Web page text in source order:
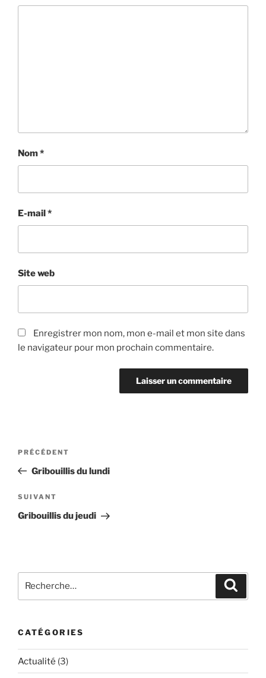
Nom*
E-mail*
Site web
Enregistrer mon nom, mon e-mail et mon site dans
le navigateur pour mon prochain commentaire.
Navigation
l’article
Article
précédent
PRÉCÉDENT
Gribouillis du lundi
Article
suivant
SUIVANT
Gribouillis du jeudi
pour
CATÉGORIES
Actualité (3)